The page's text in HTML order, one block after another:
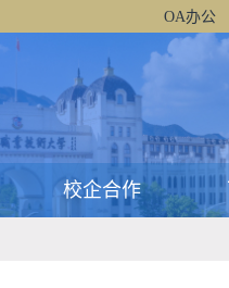
OA办公
校企合作